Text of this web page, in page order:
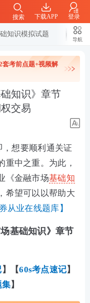
下载APP 登录
搜索
知识模拟试题
导航
考前点题+视频解
知识》章节
交易
想要顺利通关证
重中之重。为此，
《金融市场基础知
希望可以以帮助大
从业在线题库】
基础知识》章节
】【60s考点速记】
集】